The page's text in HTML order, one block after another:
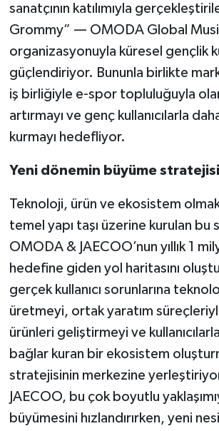
sanatçının katılımıyla
Grommy” — OMODA Global
organizasyonuyla küresel gençlik
güçlendiriyor. Bununla birlikte
iş birliğiyle e-spor topluluğuyla
artırmayı ve genç kullanıcılarla
kurmayı hedefliyor.
Yeni dönemin büyüme
Teknoloji, ürün ve ekosistem
temel yapı taşı üzerine kurulan bu
OMODA & JAECOO’nun yıllık 1
hedefine giden yol haritasını
gerçek kullanıcı sorunlarına
üretmeyi, ortak yaratım
ürünleri geliştirmeyi ve
bağlar kuran bir ekosistem
stratejisinin merkezine
JAECOO, bu çok boyutlu
büyümesini hızlandırırken, yeni